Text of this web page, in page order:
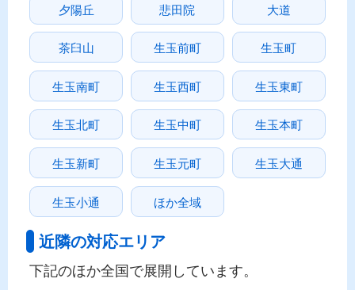
夕陽丘 悲田院 大道
茶臼山 生玉前町 生玉町
生玉南町 生玉西町 生玉東町
生玉北町 生玉中町 生玉本町
生玉新町 生玉元町 生玉大通
生玉小通 ほか全域
近隣の対応エリア
下記のほか全国で展開しています。